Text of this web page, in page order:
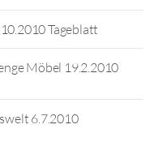
Tageblatt
Möbel 19.2.2010
6.7.2010